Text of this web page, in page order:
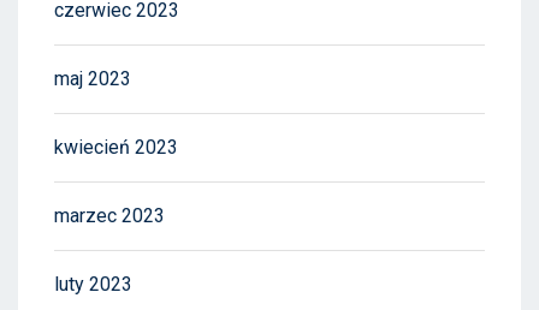
czerwiec 2023
maj 2023
kwiecień 2023
marzec 2023
luty 2023